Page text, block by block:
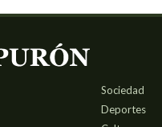
Sociedad
Deportes